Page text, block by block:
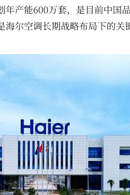
产能600万套，是目前中国
尔空调长期战略布局下的关